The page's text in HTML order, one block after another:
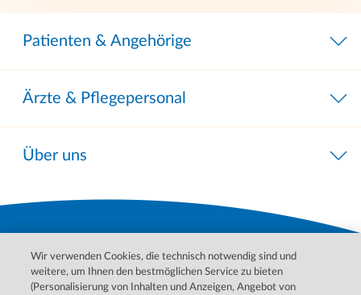
Patienten & Angehörige
Ärzte & Pflegepersonal
Über uns
Wir verwenden Cookies, die technisch notwendig sind und
weitere, um Ihnen den bestmöglichen Service zu bieten
(Personalisierung von Inhalten und Anzeigen, Angebot von